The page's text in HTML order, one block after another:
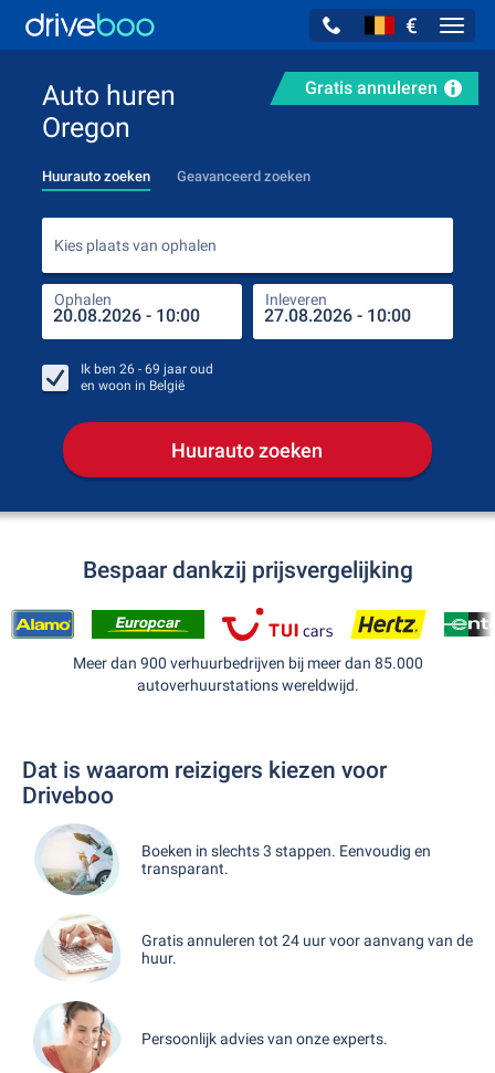
€
Gratis annuleren
Auto huren
Oregon
Huurauto zoeken Geavanceerd zoeken
Kies plaats van ophalen
Ophalen Inleveren
Ik ben 26 - 69 jaar oud
en woon in België
Huurauto zoeken
Bespaar dankzij prijsvergelijking
Meer dan 900 verhuurbedrijven bij meer dan 85.000
autoverhuurstations wereldwijd.
Dat is waarom reizigers kiezen voor
Driveboo
Boeken in slechts 3 stappen. Eenvoudig en
transparant.
Gratis annuleren tot 24 uur voor aanvang van de
huur.
Persoonlijk advies van onze experts.